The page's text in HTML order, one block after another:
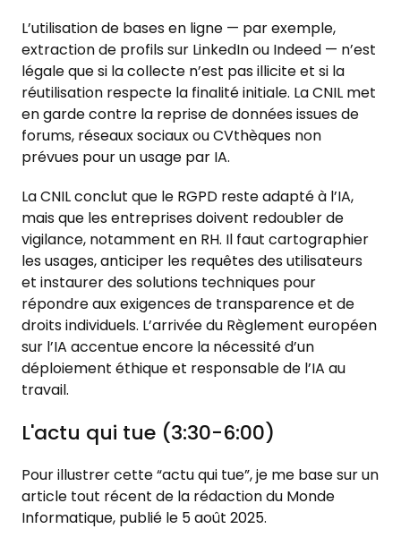
L’utilisation de bases en ligne — par exemple,
extraction de profils sur LinkedIn ou Indeed — n’est
légale que si la collecte n’est pas illicite et si la
réutilisation respecte la finalité initiale. La CNIL met
en garde contre la reprise de données issues de
forums, réseaux sociaux ou CVthèques non
prévues pour un usage par IA.
La CNIL conclut que le RGPD reste adapté à l’IA,
mais que les entreprises doivent redoubler de
vigilance, notamment en RH. Il faut cartographier
les usages, anticiper les requêtes des utilisateurs
et instaurer des solutions techniques pour
répondre aux exigences de transparence et de
droits individuels. L’arrivée du Règlement européen
sur l’IA accentue encore la nécessité d’un
déploiement éthique et responsable de l’IA au
travail.
L'actu qui tue (3:30-6:00)
Pour illustrer cette “actu qui tue”, je me base sur un
article tout récent de la rédaction du Monde
Informatique, publié le 5 août 2025.